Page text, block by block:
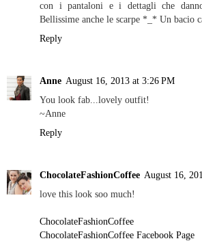
con i pantaloni e i dettagli che
Bellissime anche le scarpe *_* Un bacio
Reply
Anne August 16, 2013 at 3:26 PM
You look fab...lovely outfit!
~Anne
Reply
ChocolateFashionCoffee August 16,
love this look soo much!
ChocolateFashionCoffee
ChocolateFashionCoffee Facebook Page